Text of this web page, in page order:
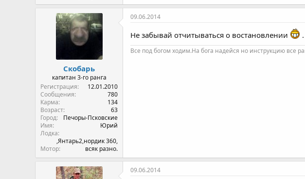
Скобарь
капитан 3-го ранга
Регистрация
12.01.2010
Сообщения
780
Карма
134
Возраст
63
Город
Печоры-Псковские
Имя
Юрий
Лодка
,Янтарь2,нордик 360,
Мотор
всяк разно.
09.06.2014
Не забывай отчитываться о востановлении .
Все под богом ходим.На бога надейся но инструкцию все
09.06.2014